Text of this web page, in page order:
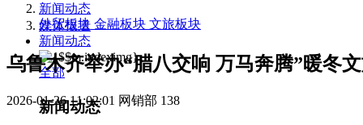
外贸板块 金融板块 文旅板块
新闻动态
全部
新闻动态
新闻动态
媒体报道
乌鲁木齐举办“腊八交响 万马奔腾”暖冬
2026-01-26 11:02:01 网销部 138